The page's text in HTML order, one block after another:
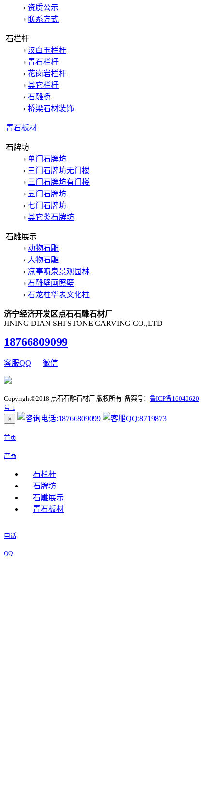
› 资质公示
› 联系方式
石栏杆
› 汉白玉栏杆
› 青石栏杆
› 花岗岩栏杆
› 其它栏杆
› 石雕桥
› 桥梁石材装饰
青石板材
石牌坊
› 单门石牌坊
› 三门石牌坊无门楼
› 三门石牌坊有门楼
› 五门石牌坊
› 七门石牌坊
› 其它类石牌坊
石雕展示
› 动物石雕
› 人物石雕
› 凉亭喷泉景观园林
› 石雕壁画照壁
› 石龙柱华表文化柱
济宁经济开发区点石石雕石材厂
JINING DIAN SHI STONE CARVING CO.,LTD
18766809099
客服QQ 微信
Copyright©2018 点石石雕石材厂 版权所有 备案号： 鲁ICP备16040620
号-1
×
首页
产品
石栏杆
石牌坊
石雕展示
青石板材
电话
QQ